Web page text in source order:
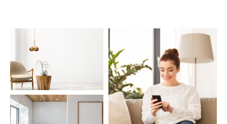
AFFINER LES CRITÈRES
TERRASSE PARKING PISCINE
FILTRER PAR